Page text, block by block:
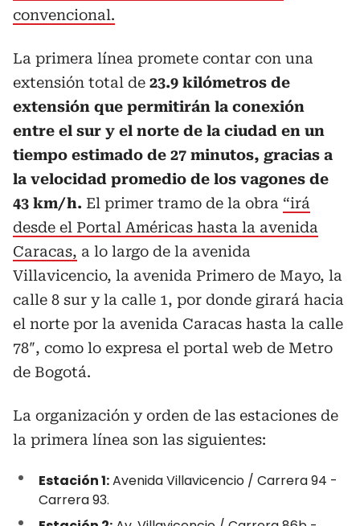
convencional.
La primera línea promete contar con una
extensión total de 23.9 kilómetros de
extensión que permitirán la conexión
entre el sur y el norte de la ciudad en un
tiempo estimado de 27 minutos, gracias a
la velocidad promedio de los vagones de
43 km/h. El primer tramo de la obra “irá
desde el Portal Américas hasta la avenida
Caracas, a lo largo de la avenida
Villavicencio, la avenida Primero de Mayo, la
calle 8 sur y la calle 1, por donde girará hacia
el norte por la avenida Caracas hasta la calle
78″, como lo expresa el portal web de Metro
de Bogotá.
La organización y orden de las estaciones de
la primera línea son las siguientes:
Estación 1:Avenida Villavicencio / Carrera 94 -
Carrera 93.